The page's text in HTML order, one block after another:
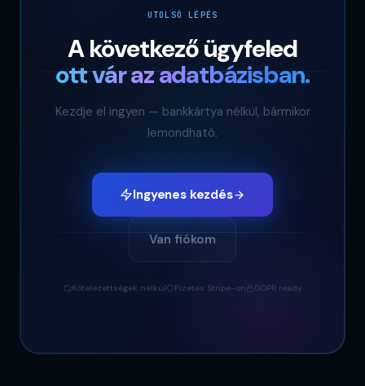
UTOLSÓ LÉPÉS
A következő ügyfeled
ott vár az adatbázisban.
Kezdje el ingyen — bankkártya nélkül, bármikor
lemondható.
Ingyenes kezdés
Van fiókom
Kötelezettségek nélkül Fizetés Stripe-on GDPR ready